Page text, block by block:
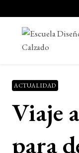
al
contenido
ACTUALIDAD
Viaje
para